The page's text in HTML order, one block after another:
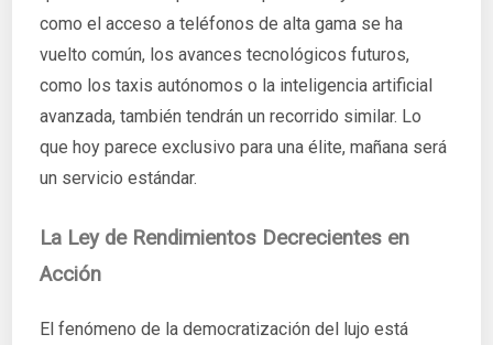
como el acceso a teléfonos de alta gama se ha
vuelto común, los avances tecnológicos futuros,
como los taxis autónomos o la inteligencia artificial
avanzada, también tendrán un recorrido similar. Lo
que hoy parece exclusivo para una élite, mañana será
un servicio estándar.
La Ley de Rendimientos Decrecientes en
Acción
El fenómeno de la democratización del lujo está